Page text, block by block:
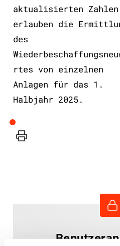
aktualisierten Zahlen
erlauben die
des
rtes von einzelnen
Anlagen für das 1.
Halbjahr 2025.
Drucker